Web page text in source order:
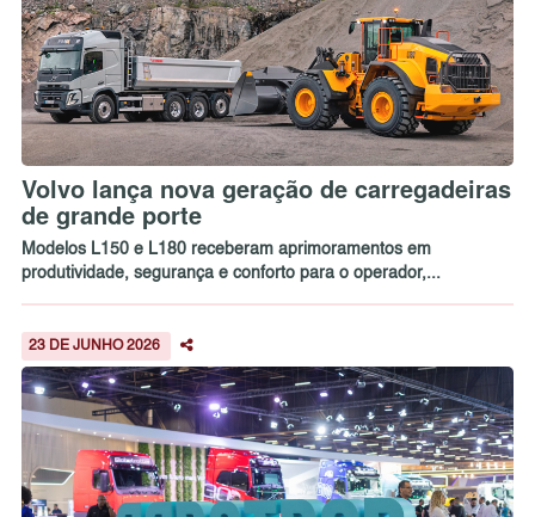
Volvo lança nova geração de carregadeiras
de grande porte
Modelos L150 e L180 receberam aprimoramentos em
produtividade, segurança e conforto para o operador,...
23 DE JUNHO 2026